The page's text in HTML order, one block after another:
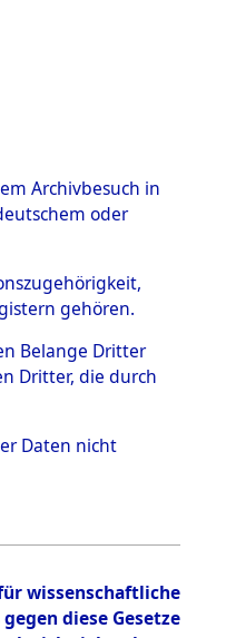
Archivbesuch in
oder
gehören.
Belange Dritter
Dritter, die durch
Daten nicht
wissenschaftliche
diese Gesetze